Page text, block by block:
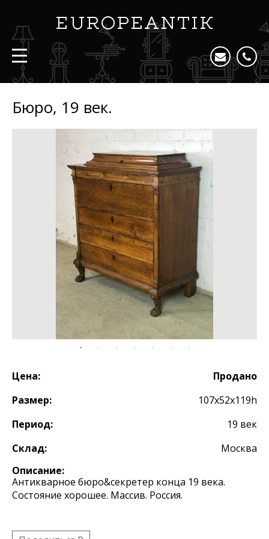
Бюро, 19 век.
Цена:
Продано
Размер:
107х52х119h
Период:
19 век
Склад:
Москва
Описание:
Антикварное бюро&секретер конца 19 века.
Состояние хорошее. Массив. Россия.